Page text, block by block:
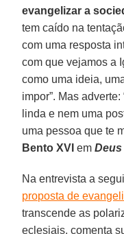
evangelizar a
tem caído na
com uma resposta
com que vejamos a
como uma ideia,
impor”. Mas adverte:
linda e nem uma
uma pessoa que te
Bento XVI em
Na entrevista a
proposta de
transcende as
eclesiais, comenta